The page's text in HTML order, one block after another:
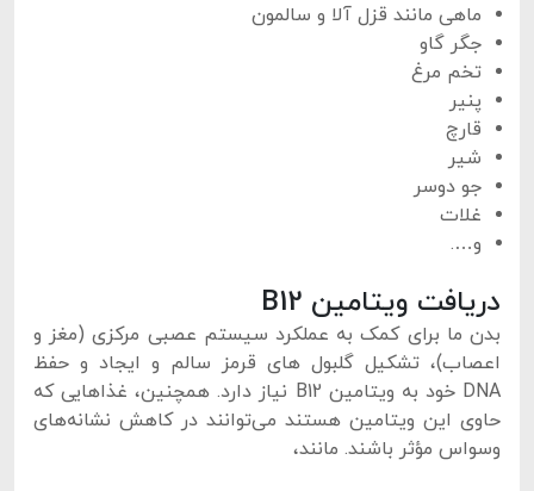
ماهی مانند قزل آلا و سالمون
جگر گاو
تخم مرغ
پنیر
قارچ
شیر
جو دوسر
غلات
و….
دریافت ویتامین B12
بدن ما برای کمک به عملکرد سیستم عصبی مرکزی (مغز و
اعصاب)، تشکیل گلبول های قرمز سالم و ایجاد و حفظ
DNA خود به ویتامین B12 نیاز دارد. همچنین، غذاهایی که
حاوی این ویتامین هستند می‌توانند در کاهش نشانه‌های
وسواس مؤثر باشند. مانند،